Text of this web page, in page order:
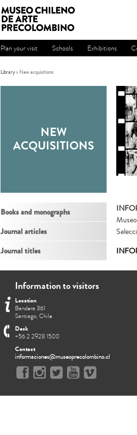
Plan your visit Schools Exhibitions
Library> New acquisitions
NEW
ACQUISITIONS
Books and monographs
Journal articles
Journal titles
Information to visitors
Location
Bandera 361
Santiago, Chile
Desk
+56 2 2928 1500
Contact
informaciones@museoprecolombino.cl